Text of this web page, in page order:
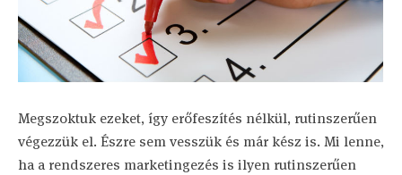
Megszoktuk ezeket, így erőfeszítés nélkül, rutinszerűen
végezzük el. Észre sem vesszük és már kész is. Mi lenne,
ha a rendszeres marketingezés is ilyen rutinszerűen